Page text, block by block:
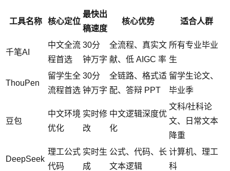
工具名称 核心定位
最快出
稿速度
核心优势 适合人群
千笔AI
中文全流
程首选
30分
钟万字
全流程、真实文
献、低 AIGC 率
所有专业毕业
生
ThouPen
留学生全
流程首选
30分
钟万字
全链路、格式适
配、答辩 PPT
留学生论文、
毕业季
豆包
中文环境
优化
实时修
改
中文逻辑深度优
化
文科/社科论
文、日常文本
降重
DeepSeek
理工公式
代码
实时生
成
公式、代码、长
文本逻辑
计算机、理工
科